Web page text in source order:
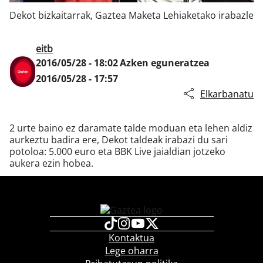
Klisk
Dekot bizkaitarrak, Gaztea Maketa Lehiaketako irabazle
eitb
2016/05/28 - 18:02Azken eguneratzea
2016/05/28 - 17:57
Elkarbanatu
2 urte baino ez daramate talde moduan eta lehen aldiz
aurkeztu badira ere, Dekot taldeak irabazi du sari
potoloa: 5.000 euro eta BBK Live jaialdian jotzeko
aukera ezin hobea.
Kontaktua
Lege oharra